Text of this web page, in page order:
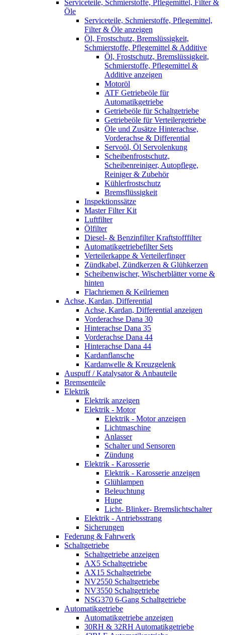
Serviceteile, Schmierstoffe, Pflegemittel, Filter &
Öle
Serviceteile, Schmierstoffe, Pflegemittel,
Filter & Öle anzeigen
Öl, Frostschutz, Bremslüssigkeit,
Schmierstoffe, Pflegemittel & Additive
Öl, Frostschutz, Bremslüssigkeit,
Schmierstoffe, Pflegemittel &
Additive anzeigen
Motoröl
ATF Getriebeöle für
Automatikgetriebe
Getriebeöle für Schaltgetriebe
Getriebeöle für Verteilergetriebe
Öle und Zusätze Hinterachse,
Vorderachse & Differential
Servoöl, Öl Servolenkung
Scheibenfrostschutz,
Scheibenreiniger, Autopflege,
Reiniger & Zubehör
Kühlerfrostschutz
Bremsflüssigkeit
Inspektionssätze
Master Filter Kit
Luftfilter
Ölfilter
Diesel- & Benzinfilter Kraftstofffilter
Automatikgetriebefilter Sets
Verteilerkappe & Verteilerfinger
Zündkabel, Zündkerzen & Glühkerzen
Scheibenwischer, Wischerblätter vorne &
hinten
Flachriemen & Keilriemen
Achse, Kardan, Differential
Achse, Kardan, Differential anzeigen
Vorderachse Dana 30
Hinterachse Dana 35
Vorderachse Dana 44
Hinterachse Dana 44
Kardanflansche
Kardanwelle & Kreuzgelenk
Auspuff / Katalysator & Anbauteile
Bremsenteile
Elektrik
Elektrik anzeigen
Elektrik - Motor
Elektrik - Motor anzeigen
Lichtmaschine
Anlasser
Schalter und Sensoren
Zündung
Elektrik - Karosserie
Elektrik - Karosserie anzeigen
Glühlampen
Beleuchtung
Hupe
Licht- Blinker- Bremslichtschalter
Elektrik - Antriebsstrang
Sicherungen
Federung & Fahrwerk
Schaltgetriebe
Schaltgetriebe anzeigen
AX5 Schaltgetriebe
AX15 Schaltgetriebe
NV2550 Schaltgetriebe
NV3550 Schaltgetriebe
NSG370 6-Gang Schaltgetriebe
Automatikgetriebe
Automatikgetriebe anzeigen
30RH & 32RH Automatikgetriebe